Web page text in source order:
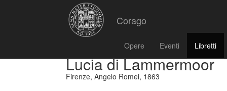
Corago
Opere Eventi Libretti
Lucia di Lammermoor
Firenze, Angelo Romei, 1863